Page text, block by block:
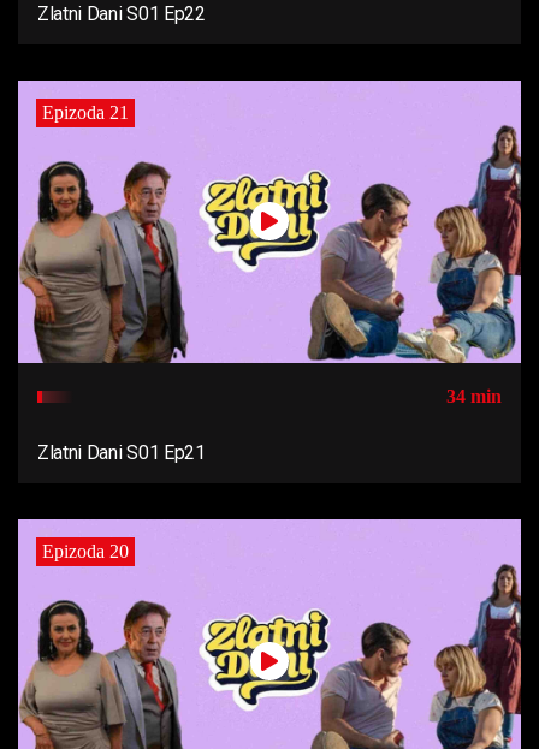
Zlatni Dani S01 Ep22
Epizoda 21
34 min
Zlatni Dani S01 Ep21
Epizoda 20